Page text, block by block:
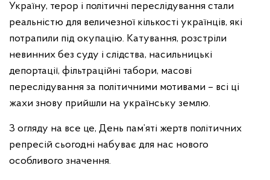
Україну, терор і політичні переслідування стали
реальністю для величезної кількості українців, які
потрапили під окупацію. Катування, розстріли
невинних без суду і слідства, насильницькі
депортації, фільтраційні табори, масові
переслідування за політичними мотивами – всі ці
жахи знову прийшли на українську землю.
З огляду на все це, День пам’яті жертв політичних
репресій сьогодні набуває для нас нового
особливого значення.